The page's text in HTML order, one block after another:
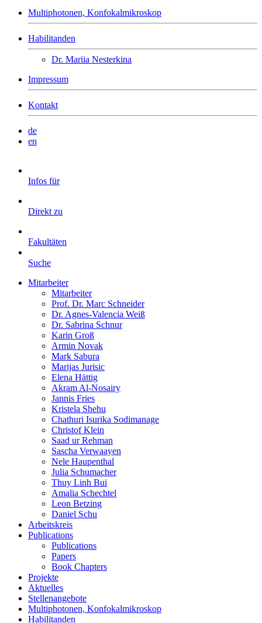
Multiphotonen, Konfokalmikroskop
Habilitanden
Dr. Mariia Nesterkina
Impressum
Kontakt
de
en
Infos für
Direkt zu
Fakultäten
Suche
Mitarbeiter
Mitarbeiter
Prof. Dr. Marc Schneider
Dr. Agnes-Valencia Weiß
Dr. Sabrina Schnur
Karin Groß
Armin Novak
Mark Sabura
Marijas Jurisic
Elena Hättig
Akram Al-Nosairy
Jannis Fries
Kristela Shehu
Chathuri Isurika Sodimanage
Christof Klein
Saad ur Rehman
Sascha Verwaayen
Nele Haupenthal
Julia Schumacher
Thuy Linh Bui
Amalia Schechtel
Leon Betzing
Daniel Schu
Arbeitskreis
Publications
Publications
Papers
Book Chapters
Projekte
Aktuelles
Stellenangebote
Multiphotonen, Konfokalmikroskop
Habilitanden